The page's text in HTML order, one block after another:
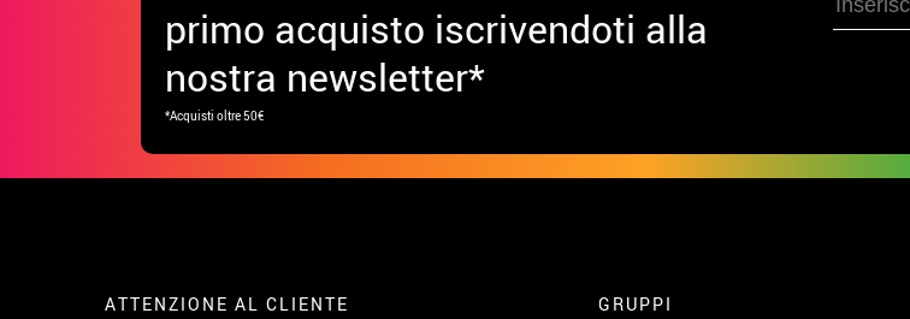
primo acquisto iscrivendoti alla
nostra newsletter*
*Acquisti oltre 50€
ATTENZIONE AL CLIENTE GRUPPI